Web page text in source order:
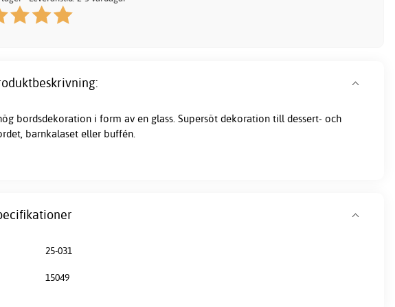
bordsdekoration i form av en glass. Supersöt dekoration till dessert- och
barnkalaset eller buffén.
25-031
15049